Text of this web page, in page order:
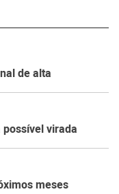
de alta
virada
meses